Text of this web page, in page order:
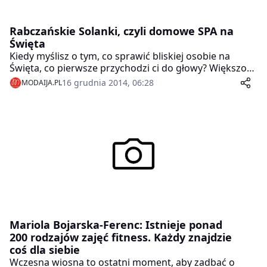
Rabczańskie Solanki, czyli domowe SPA na
Święta
Kiedy myślisz o tym, co sprawić bliskiej osobie na
Święta, co pierwsze przychodzi ci do głowy? Większość
z nas odpowie – kosmetyki, bo to prezent uniwersalny
i łatwy do kupienia. Część jednak pokręci nosem i
że spodobają się każdej kobiecie, mamy dla Ciebie
pomysł: w te Święta podziel się darami, które płyną z
MODAIJA.PL16 grudnia 2014, 06:28
Mariola Bojarska-Ferenc: Istnieje ponad
200 rodzajów zajęć fitness. Każdy znajdzie
coś dla siebie
Wczesna wiosna to ostatni moment, aby zadbać o